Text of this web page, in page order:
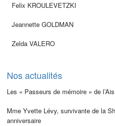
Felix KROULEVETZKI
Jeannette GOLDMAN
Zelda VALERO
Nos actualités
Les « Passeurs de mémoire » de
Mme Yvette Lévy, survivante de la
anniversaire